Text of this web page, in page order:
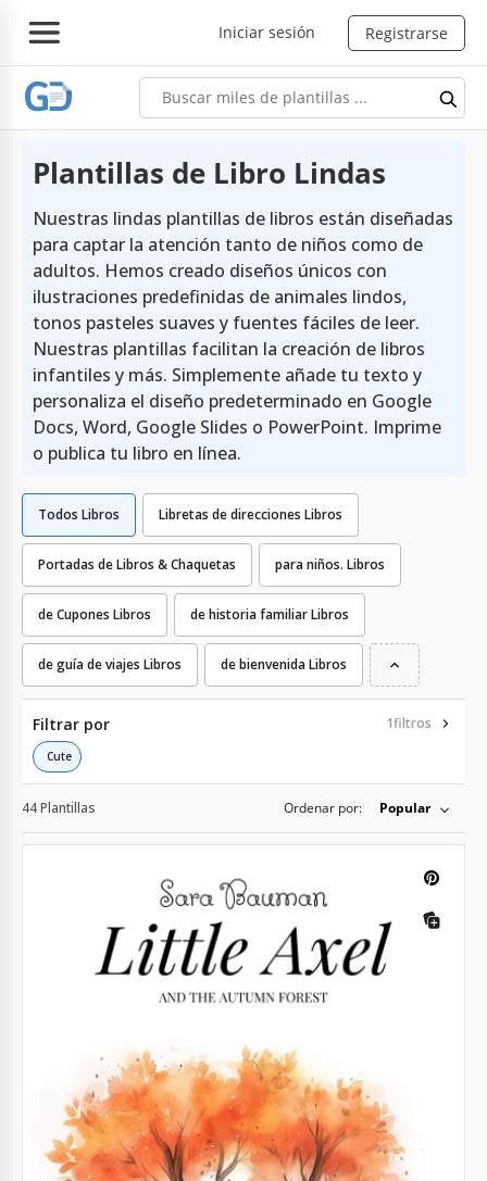
Iniciar sesión Registrarse
Plantillas de Libro Lindas
Nuestras lindas plantillas de libros están diseñadas
para captar la atención tanto de niños como de
adultos. Hemos creado diseños únicos con
ilustraciones predefinidas de animales lindos,
tonos pasteles suaves y fuentes fáciles de leer.
Nuestras plantillas facilitan la creación de libros
infantiles y más. Simplemente añade tu texto y
personaliza el diseño predeterminado en Google
Docs, Word, Google Slides o PowerPoint. Imprime
o publica tu libro en línea.
Todos Libros Libretas de direcciones Libros
Portadas de Libros & Chaquetas para niños. Libros
de Cupones Libros de historia familiar Libros
de guía de viajes Libros de bienvenida Libros
Filtrar por 1filtros
Cute
44 Plantillas Ordenar por: Popular